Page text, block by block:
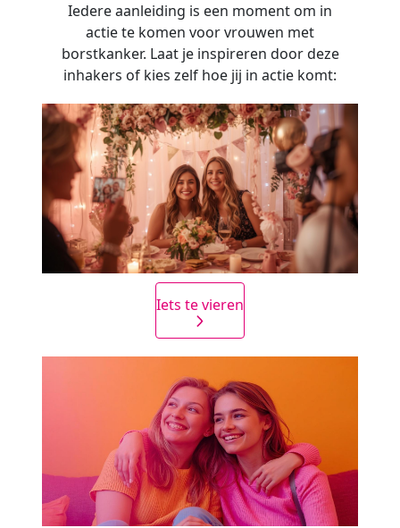
Iedere aanleiding is een moment om in
actie te komen voor vrouwen met
borstkanker. Laat je inspireren door deze
inhakers of kies zelf hoe jij in actie komt:
Iets te vieren